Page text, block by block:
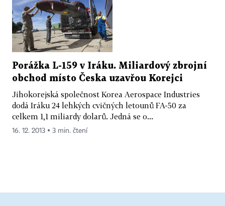
Porážka L-159 v Iráku. Miliardový zbrojní
obchod místo Česka uzavřou Korejci
Jihokorejská společnost Korea Aerospace Industries
dodá Iráku 24 lehkých cvičných letounů FA-50 za
celkem 1,1 miliardy dolarů. Jedná se o...
16. 12. 2013 ▪ 3 min. čtení